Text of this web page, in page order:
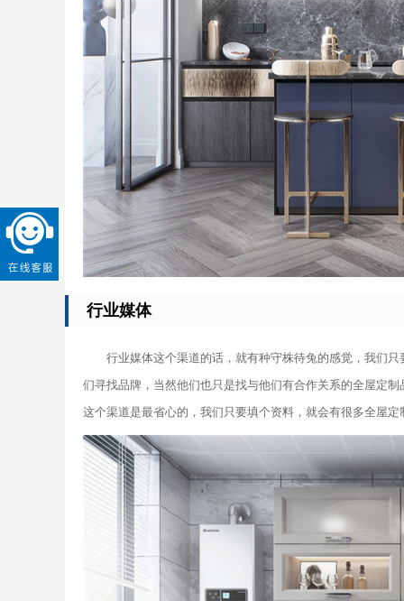
行业媒体
行业媒体这个渠道的话，就有种守株待兔的感觉，我们
们寻找品牌，当然他们也只是找与他们有合作关系的全屋定
这个渠道是最省心的，我们只要填个资料，就会有很多全屋